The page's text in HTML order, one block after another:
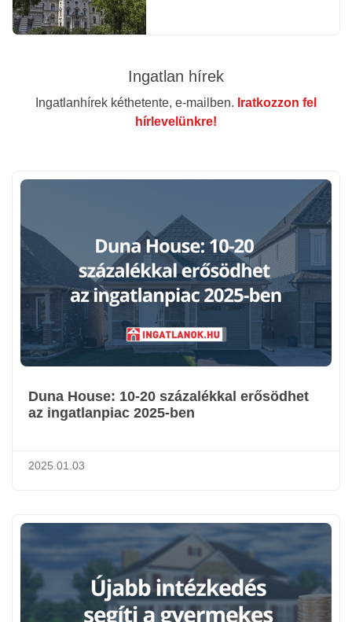
Ingatlan hírek
Ingatlanhírek kéthetente, e-mailben. Iratkozzon fel
hírlevelünkre!
Duna House: 10-20 százalékkal erősödhet
az ingatlanpiac 2025-ben
2025.01.03